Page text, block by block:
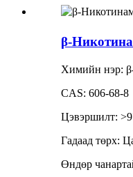
β-
Химийн нэр:
CAS: 606-68-8
Цэвэршилт:
Гадаад төрх:
Өндөр